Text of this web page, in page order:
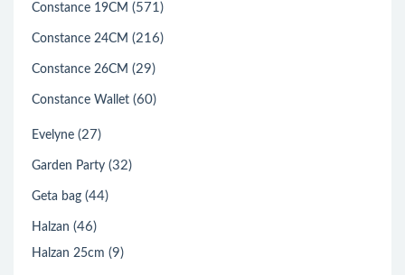
Constance 19CM (571)
Constance 24CM (216)
Constance 26CM (29)
Constance Wallet (60)
Evelyne (27)
Garden Party (32)
Geta bag (44)
Halzan (46)
Halzan 25cm (9)